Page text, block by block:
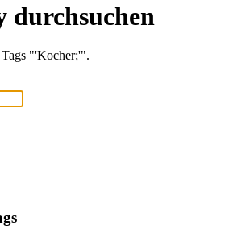
durchsuchen
"'Kocher;'".